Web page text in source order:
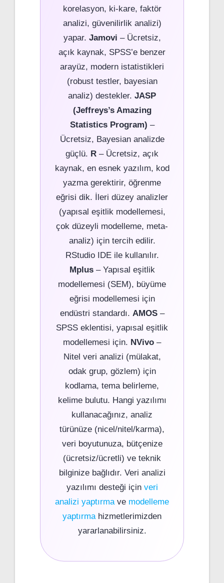
korelasyon, ki-kare, faktör
analizi, güvenilirlik analizi)
yapar. Jamovi – Ücretsiz,
açık kaynak, SPSS’e benzer
arayüz, modern istatistikleri
(robust testler, bayesian
analiz) destekler. JASP
(Jeffreys’s Amazing
Statistics Program) –
Ücretsiz, Bayesian analizde
güçlü. R – Ücretsiz, açık
kaynak, en esnek yazılım, kod
yazma gerektirir, öğrenme
eğrisi dik. İleri düzey analizler
(yapısal eşitlik modellemesi,
çok düzeyli modelleme, meta-
analiz) için tercih edilir.
RStudio IDE ile kullanılır.
Mplus– Yapısal eşitlik
modellemesi (SEM), büyüme
eğrisi modellemesi için
endüstri standardı. AMOS–
SPSS eklentisi, yapısal eşitlik
modellemesi için. NVivo –
Nitel veri analizi (mülakat,
odak grup, gözlem) için
kodlama, tema belirleme,
kelime bulutu. Hangi yazılımı
kullanacağınız, analiz
türünüze (nicel/nitel/karma),
veri boyutunuza, bütçenize
(ücretsiz/ücretli) ve teknik
bilginize bağlıdır. Veri analizi
yazılımı desteği için veri
analizi yaptırmave modelleme
yaptırmahizmetlerimizden
yararlanabilirsiniz.